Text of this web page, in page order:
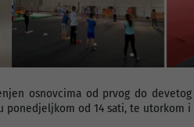
osnovcima od prvog do
ponedjeljkom od 14 sati, te utorkom i